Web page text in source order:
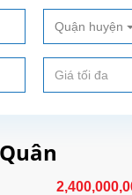
Quận huyện